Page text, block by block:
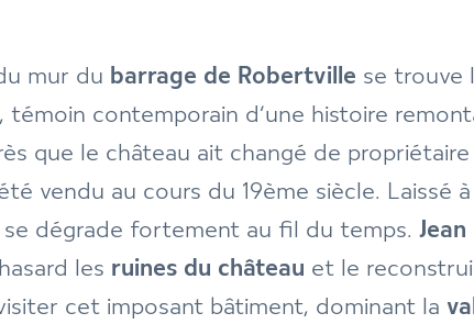
mur du barrage de Robertville se trouve
témoin contemporain d’une histoire
que le château ait changé de propriétaire
vendu au cours du 19ème siècle. Laissé à
se dégrade fortement au fil du temps. Jean
les ruines du château et le
cet imposant bâtiment, dominant la